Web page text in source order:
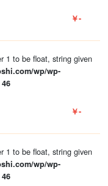
￥-
1 to be float, string given
wp/wp-
46
￥-
1 to be float, string given
wp/wp-
46